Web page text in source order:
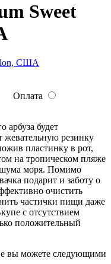
Sweet
Оплата
арбуза будет
жевательную резинку
пластинку в рот,
на тропическом пляже
шума моря. Помимо
подарит и заботу о
очистить
частички пищи даже
с отсутствием
положительный
вы можете следующими